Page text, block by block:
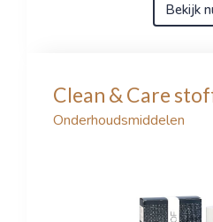
Bekijk
Clean & Care
Onderhoudsmiddelen